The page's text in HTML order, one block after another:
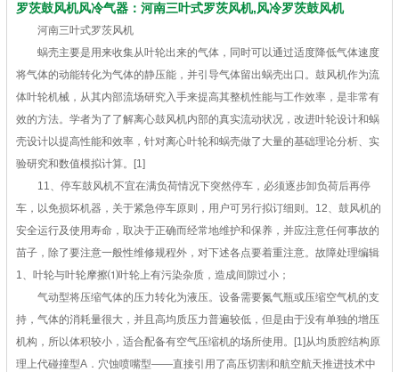
罗茨鼓风机风冷气器：河南三叶式罗茨风机,风冷罗茨鼓风机
河南三叶式罗茨风机
蜗壳主要是用来收集从叶轮出来的气体，同时可以通过适度降低气体速度
将气体的动能转化为气体的静压能，并引导气体留出蜗壳出口。鼓风机作为流
体叶轮机械，从其内部流场研究入手来提高其整机性能与工作效率，是非常有
效的方法。学者为了了解离心鼓风机内部的真实流动状况，改进叶轮设计和蜗
壳设计以提高性能和效率，针对离心叶轮和蜗壳做了大量的基础理论分析、实
验研究和数值模拟计算。[1]
11、停车鼓风机不宜在满负荷情况下突然停车，必须逐步卸负荷后再停
车，以免损坏机器，关于紧急停车原则，用户可另行拟订细则。12、鼓风机的
安全运行及使用寿命，取决于正确而经常地维护和保养，并应注意任何事故的
苗子，除了要注意一般性维修规程外，对下述各点要着重注意。故障处理编辑
1、叶轮与叶轮摩擦⑴叶轮上有污染杂质，造成间隙过小；
气动型将压缩气体的压力转化为液压。设备需要氮气瓶或压缩空气机的支
持，气体的消耗量很大，并且高均质压力普遍较低，但是由于没有单独的增压
机构，所以体积较小，适合配备有空气压缩机的场所使用。[1]从均质腔结构原
理上代碰撞型A．穴蚀喷嘴型——直接引用了高压切割和航空航天推进技术中